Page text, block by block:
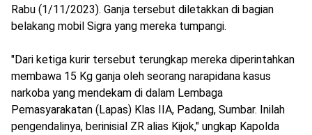
Rabu (1/11/2023). Ganja tersebut diletakkan di bagian
belakang mobil Sigra yang mereka tumpangi.
"Dari ketiga kurir tersebut terungkap mereka diperintahkan
membawa 15 Kg ganja oleh seorang narapidana kasus
narkoba yang mendekam di dalam Lembaga
Pemasyarakatan (Lapas) Klas IIA, Padang, Sumbar. Inilah
pengendalinya, berinisial ZR alias Kijok," ungkap Kapolda